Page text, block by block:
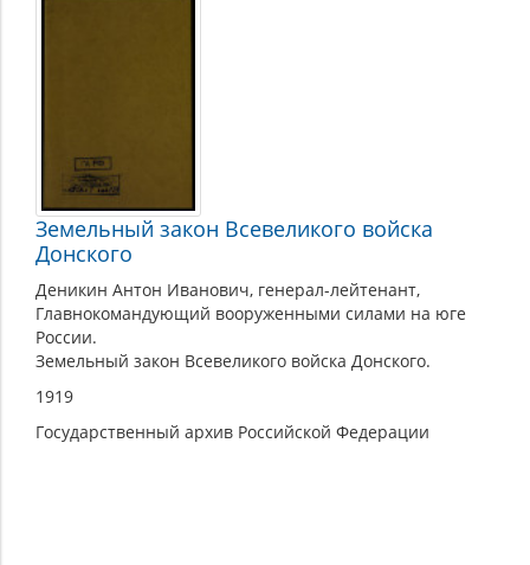
Земельный закон Всевеликого войска
Донского
Деникин Антон Иванович, генерал-лейтенант,
Главнокомандующий вооруженными силами на юге
России.
Земельный закон Всевеликого войска Донского.
1919
Государственный архив Российской Федерации